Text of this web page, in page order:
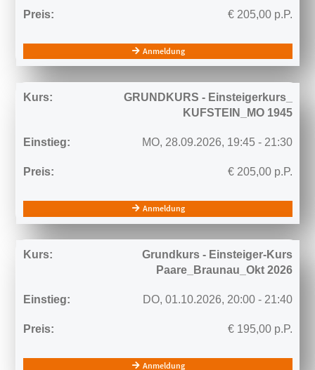
€205,00 p.P.
Anmeldung
GRUNDKURS - Einsteigerkurs_
KUFSTEIN_MO 1945
MO, 28.09.2026, 19:45 - 21:30
€205,00 p.P.
Anmeldung
Grundkurs - Einsteiger-Kurs
Paare_Braunau_Okt 2026
DO, 01.10.2026, 20:00 - 21:40
€195,00 p.P.
Anmeldung